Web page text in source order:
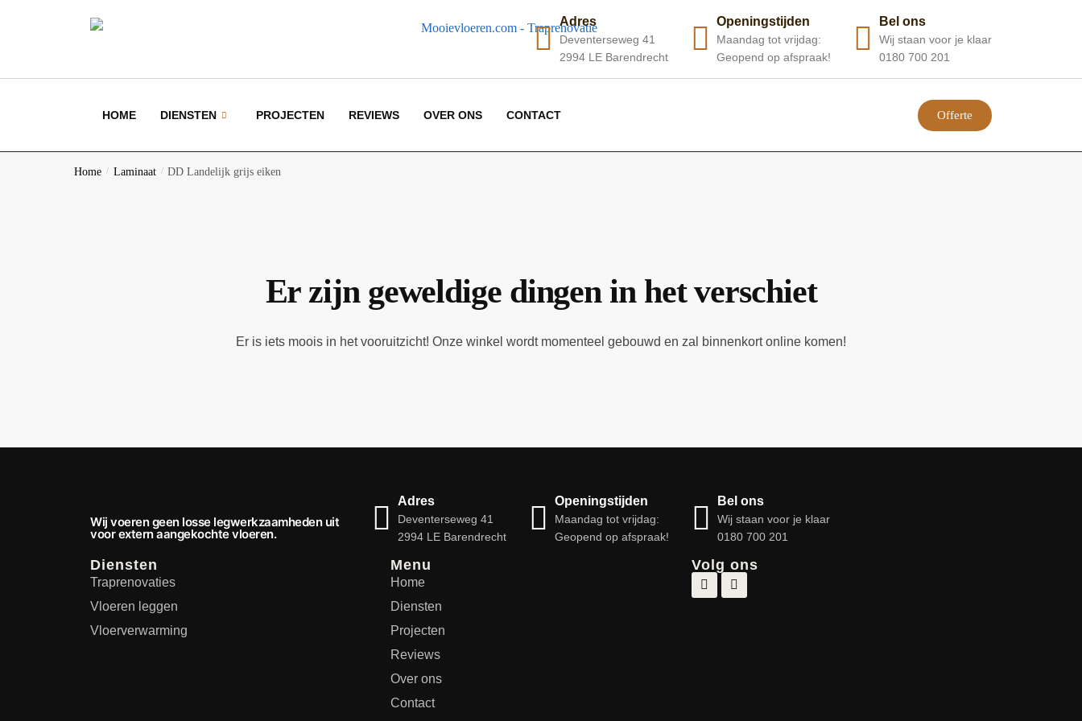
Adres
Deventerseweg 41
2994 LE Barendrecht
Openingstijden
Maandag tot vrijdag:
Geopend op afspraak!
Bel ons
Wij staan voor je klaar
0180 700 201
HOME DIENSTEN PROJECTEN REVIEWS OVER ONS CONTACT Offerte
Home / Laminaat / DD Landelijk grijs eiken
Er zijn geweldige dingen in het verschiet
Er is iets moois in het vooruitzicht! Onze winkel wordt momenteel gebouwd en zal binnenkort online komen!
Wij voeren geen losse legwerkzaamheden uit
voor extern aangekochte vloeren.
Adres
Deventerseweg 41
2994 LE Barendrecht
Openingstijden
Maandag tot vrijdag:
Geopend op afspraak!
Bel ons
Wij staan voor je klaar
0180 700 201
Diensten
Traprenovaties
Vloeren leggen
Vloerverwarming
Menu
Home
Diensten
Projecten
Reviews
Over ons
Contact
Volg ons